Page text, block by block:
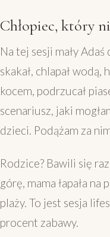
Chłopiec, który
Na tej sesji mały
skakał, chlapał wodą,
kocem, podrzucał
scenariusz, jaki
dzieci. Podążam za
Rodzice? Bawili się
górę, mama łapała
plaży. To jest sesja
procent zabawy.